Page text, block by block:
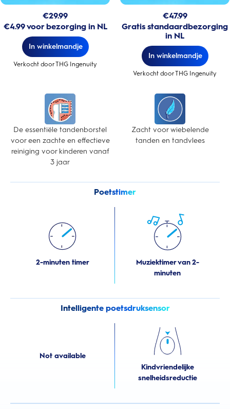
€29.99
€4.99 voor bezorging in NL
In winkelmandje
Verkocht door THG Ingenuity
€47.99
Gratis standaardbezorging
in NL
In winkelmandje
Verkocht door THG Ingenuity
De essentiële tandenborstel
voor een zachte en effectieve
reiniging voor kinderen vanaf
3 jaar
Zacht voor wiebelende
tanden en tandvlees
Poetstimer
2-minuten timer
Muziektimer van 2-
minuten
Intelligente poetsdruksensor
Not available
Kindvriendelijke
snelheidsreductie